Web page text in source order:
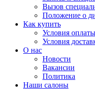
Вызов
Положение о
Как купить
Условия оплаты
Условия
О нас
Новости
Вакансии
Политика
Наши салоны